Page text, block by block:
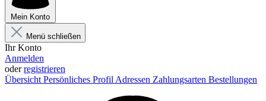
Mein Konto
Menü schließen
Ihr Konto
Anmelden
oderregistrieren
Übersicht Persönliches Profil Adressen Zahlungsarten Bestellungen